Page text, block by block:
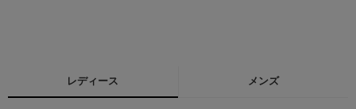
レディース メンズ